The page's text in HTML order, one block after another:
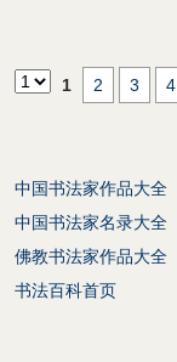
1 2 3 4
中国书法家作品大全
中国书法家名录大全
佛教书法家作品大全
书法百科首页